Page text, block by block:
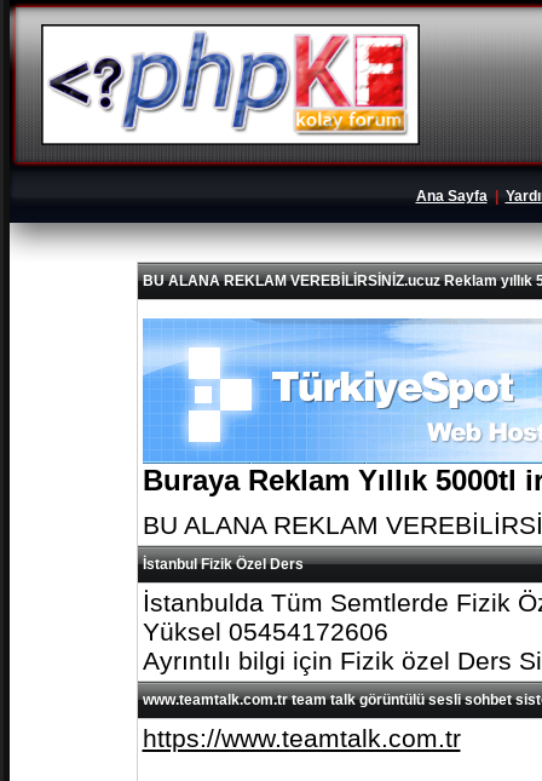
Ana Sayfa|
BU ALANA REKLAM VEREBİLİRSİNİZ.ucuz Reklam yıllık
Buraya Reklam Yıllık
BU ALANA REKLAM
İstanbul Fizik Özel Ders
İstanbulda Tüm Semtlerde Fizik
Yüksel 05454172606
Ayrıntılı bilgi için Fizik özel Ders
www.teamtalk.com.tr team talk görüntülü sesli sohbet
https://www.teamtalk.com.tr